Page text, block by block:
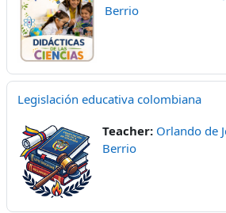
Berrio
Legislación educativa colombiana
Teacher: Orlando de
Berrio